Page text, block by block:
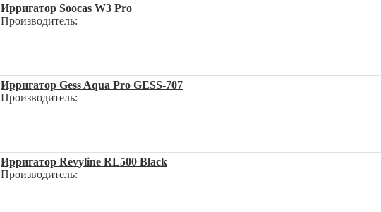
Ирригатор Soocas W3 Pro
Производитель:
Ирригатор Gess Aqua Pro GESS-707
Производитель:
Ирригатор Revyline RL500 Black
Производитель: